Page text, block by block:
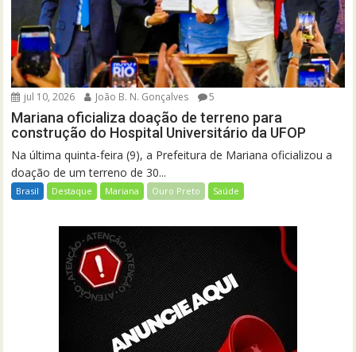
jul 10, 2026 João B. N. Gonçalves 5
Mariana oficializa doação de terreno para
construção do Hospital Universitário da UFOP
Na última quinta-feira (9), a Prefeitura de Mariana oficializou a
doação de um terreno de 30...
Brasil Destaque Mariana Ouro Preto Saúde